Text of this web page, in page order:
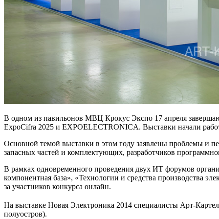
В одном из павильонов МВЦ Крокус Экспо 17 апреля
ExpoCifra 2025 и EXPOELECTRONICA. Выставки начали
Основной темой выставки в этом году заявлены проблемы и
запасных частей и комплектующих, разработчиков
В рамках одновременного проведения двух ИТ форумов
компонентная база», «Технологии и средства производства
за участников конкурса онлайн.
На выставке Новая Электроника 2014 специалисты Арт-
полуостров).